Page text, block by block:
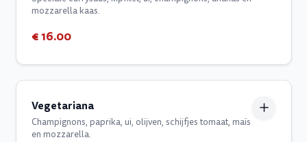
mozzarella kaas.
€ 16.00
Vegetariana
Champignons, paprika, ui, olijven, schijfjes tomaat, maïs
en mozzarella.